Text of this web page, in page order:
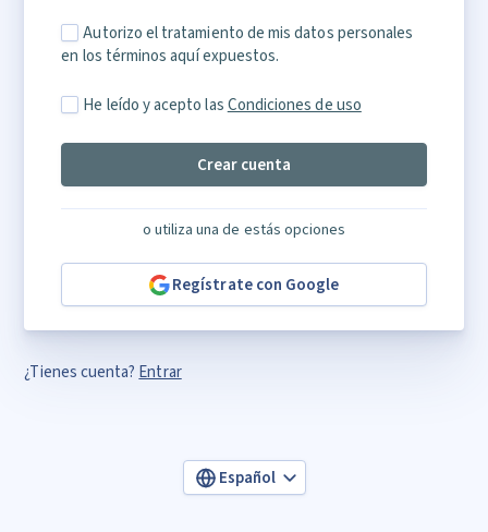
Autorizo el tratamiento de mis datos personales
en los términos aquí expuestos.
He leído y acepto lasCondiciones de uso
Crear cuenta
o utiliza una de estás opciones
Regístrate con Google
¿Tienes cuenta?Entrar
Español